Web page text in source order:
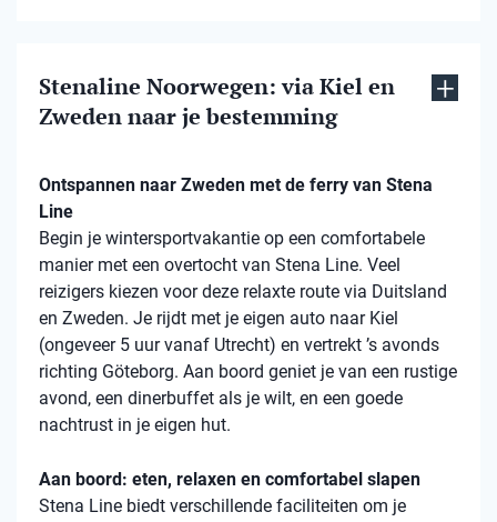
Stenaline Noorwegen: via Kiel en
Zweden naar je bestemming
Ontspannen naar Zweden met de ferry van Stena
Line
Begin je wintersportvakantie op een comfortabele
manier met een overtocht van Stena Line. Veel
reizigers kiezen voor deze relaxte route via Duitsland
en Zweden. Je rijdt met je eigen auto naar Kiel
(ongeveer 5 uur vanaf Utrecht) en vertrekt ’s avonds
richting Göteborg. Aan boord geniet je van een rustige
avond, een dinerbuffet als je wilt, en een goede
nachtrust in je eigen hut.
Aan boord: eten, relaxen en comfortabel slapen
Stena Line biedt verschillende faciliteiten om je